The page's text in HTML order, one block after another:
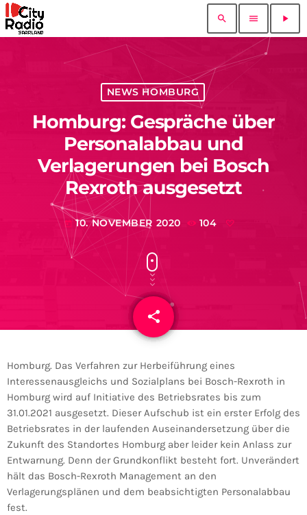
search menu play_arrow
NEWS HOMBURG
Homburg: Gespräche über
Personalabbau und
Verlagerungen bei Bosch
Rexroth ausgesetzt
today 10. NOVEMBER 2020 104
share
email
Homburg. Das Verfahren zur Herbeiführung eines
Interessenausgleichs und Sozialplans bei Bosch-Rexroth in
Homburg wird auf Initiative des Betriebsrates bis zum
31.01.2021 ausgesetzt. Dieser Aufschub ist ein erster Erfolg des
Betriebsrates in der laufenden Auseinandersetzung über die
Zukunft des Standortes Homburg aber leider kein Anlass zur
Entwarnung. Denn der Grundkonflikt besteht fort. Unverändert
hält das Bosch-Rexroth Management an den
Verlagerungsplänen und dem beabsichtigten Personalabbau
fest.